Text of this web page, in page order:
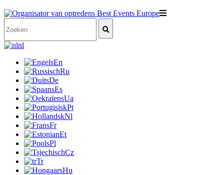
nl
En
Ru
De
Es
Ua
Pt
Nl
Fr
Et
Pl
Cz
Tr
Hu